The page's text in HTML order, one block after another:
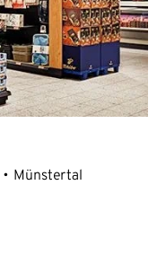
Münstertal